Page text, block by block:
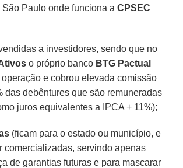
São Paulo onde funciona aCPSEC
a investidores, sendo que no
o próprio banco BTG Pactual
e cobrou elevada comissão
das debêntures que são remuneradas
juros equivalentes a IPCA + 11%);
(ficam para o estado ou município, e
comercializadas, servindo apenas
de garantias futuras e para mascarar